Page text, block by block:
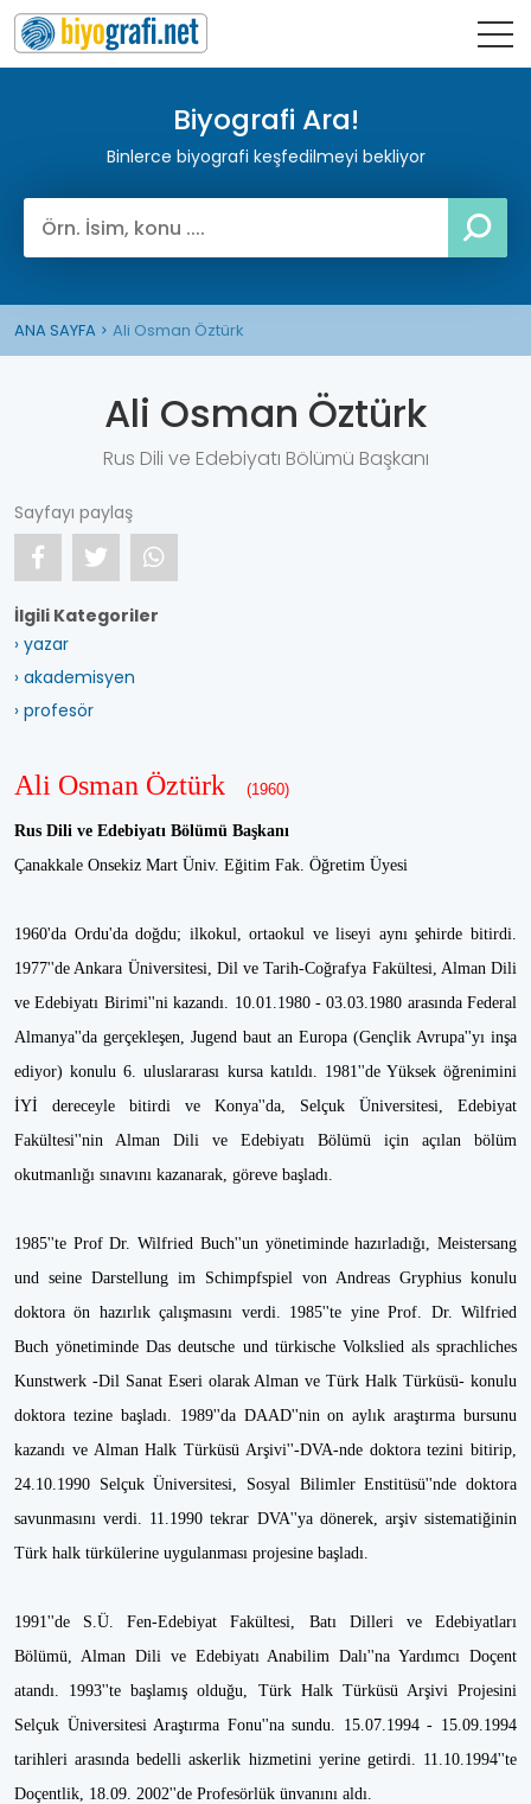
Biyografi Ara!
Binlerce biyografi keşfedilmeyi bekliyor
ANA SAYFA Ali Osman Öztürk
Ali Osman Öztürk
Rus Dili ve Edebiyatı Bölümü Başkanı
Sayfayı paylaş
İlgili Kategoriler
› yazar
› akademisyen
› profesör
Ali Osman Öztürk (1960)
Rus Dili ve Edebiyatı Bölümü Başkanı
Çanakkale Onsekiz Mart Üniv. Eğitim Fak. Öğretim Üyesi
1960'da Ordu'da doğdu; ilkokul, ortaokul ve liseyi aynı şehirde bitirdi.
1977''de Ankara Üniversitesi, Dil ve Tarih-Coğrafya Fakültesi, Alman Dili
ve Edebiyatı Birimi''ni kazandı. 10.01.1980 - 03.03.1980 arasında Federal
Almanya''da gerçekleşen, Jugend baut an Europa (Gençlik Avrupa''yı inşa
ediyor) konulu 6. uluslararası kursa katıldı. 1981''de Yüksek öğrenimini
İYİ dereceyle bitirdi ve Konya''da, Selçuk Üniversitesi, Edebiyat
Fakültesi''nin Alman Dili ve Edebiyatı Bölümü için açılan bölüm
okutmanlığı sınavını kazanarak, göreve başladı.
1985''te Prof Dr. Wilfried Buch''un yönetiminde hazırladığı, Meistersang
und seine Darstellung im Schimpfspiel von Andreas Gryphius konulu
doktora ön hazırlık çalışmasını verdi. 1985''te yine Prof. Dr. Wilfried
Buch yönetiminde Das deutsche und türkische Volkslied als sprachliches
Kunstwerk -Dil Sanat Eseri olarak Alman ve Türk Halk Türküsü- konulu
doktora tezine başladı. 1989''da DAAD''nin on aylık araştırma bursunu
kazandı ve Alman Halk Türküsü Arşivi''-DVA-nde doktora tezini bitirip,
24.10.1990 Selçuk Üniversitesi, Sosyal Bilimler Enstitüsü''nde doktora
savunmasını verdi. 11.1990 tekrar DVA''ya dönerek, arşiv sistematiğinin
Türk halk türkülerine uygulanması projesine başladı.
1991''de S.Ü. Fen-Edebiyat Fakültesi, Batı Dilleri ve Edebiyatları
Bölümü, Alman Dili ve Edebiyatı Anabilim Dalı''na Yardımcı Doçent
atandı. 1993''te başlamış olduğu, Türk Halk Türküsü Arşivi Projesini
Selçuk Üniversitesi Araştırma Fonu''na sundu. 15.07.1994 - 15.09.1994
tarihleri arasında bedelli askerlik hizmetini yerine getirdi. 11.10.1994''te
Doçentlik, 18.09. 2002''de Profesörlük ünvanını aldı.